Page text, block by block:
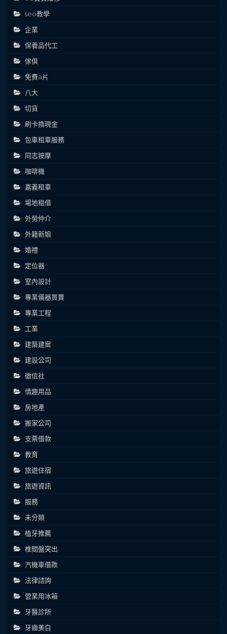
seo教學
企業
保養品代工
傢俱
免費a片
八大
切貨
刷卡換現金
包車租車服務
同志按摩
咖啡機
嘉義租車
場地租借
外勞仲介
外籍新娘
婚禮
定位器
室內設計
專業儀器買賣
專業工程
工業
建築建案
建設公司
徵信社
情趣用品
房地產
搬家公司
支票借款
教育
旅遊住宿
旅遊資訊
服務
未分類
植牙推薦
椎間盤突出
汽機車借款
法律諮詢
營業用冰箱
牙醫診所
牙齒美白